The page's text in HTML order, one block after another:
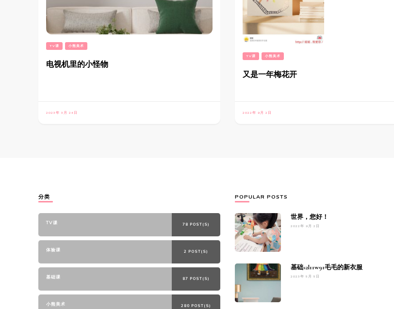
TV课 小熊美术
电视机里的小怪物
2023年 3月 24日
TV课 小熊美术
又是一年梅花开
2022年 9月 2日
分类
TV课 78 POST(S)
体验课 2 POST(S)
基础课 87 POST(S)
小熊美术 280 POST(S)
POPULAR POSTS
世界，您好！
2022年 9月 2日
基础s2l11w91毛毛的新衣服
2023年 5月 5日